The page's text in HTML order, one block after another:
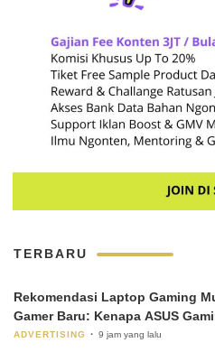
TERBARU
Rekomendasi Laptop Gaming
Gamer Baru: Kenapa ASUS
ADVERTISING 9 jam yang lalu